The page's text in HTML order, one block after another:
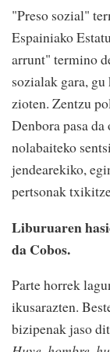
"Preso sozial"
Espainiako
arrunt" termino
sozialak gara,
zioten. Zentzu
Denbora pasa
nolabaiteko
jendearekiko,
pertsonak
Liburuaren
da Cobos.
Parte horrek
ikusarazten.
bizipenak jaso